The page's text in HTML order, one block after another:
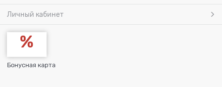
Личный кабинет
Бонусная карта